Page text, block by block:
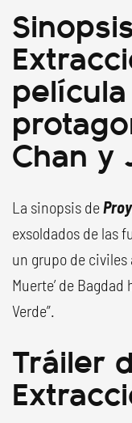
Chan y
La sinopsis de
exsoldados de las
un grupo de civiles
Muerte’ de
Verde”.
Tráiler